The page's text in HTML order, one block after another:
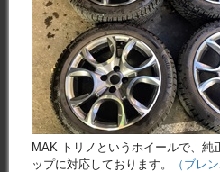
MAK トリノというホイールで、純
ップに対応しております。
（ブレ